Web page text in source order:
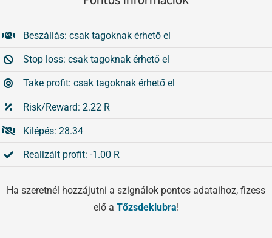
Beszállás: csak tagoknak érhető el
Stop loss: csak tagoknak érhető el
Take profit: csak tagoknak érhető el
Risk/Reward: 2.22 R
Kilépés: 28.34
Realizált profit: -1.00 R
Ha szeretnél hozzájutni a szignálok pontos adataihoz, fizess
elő a Tőzsdeklubra!